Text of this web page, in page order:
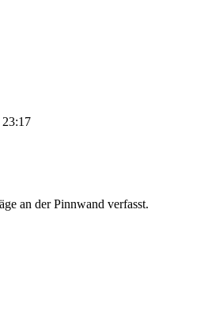
an der Pinnwand verfasst.